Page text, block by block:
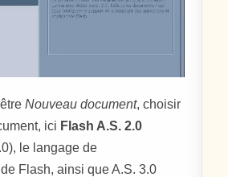
Nouveau document, choisir
ici Flash A.S. 2.0
le langage de
Flash, ainsi que A.S. 3.0